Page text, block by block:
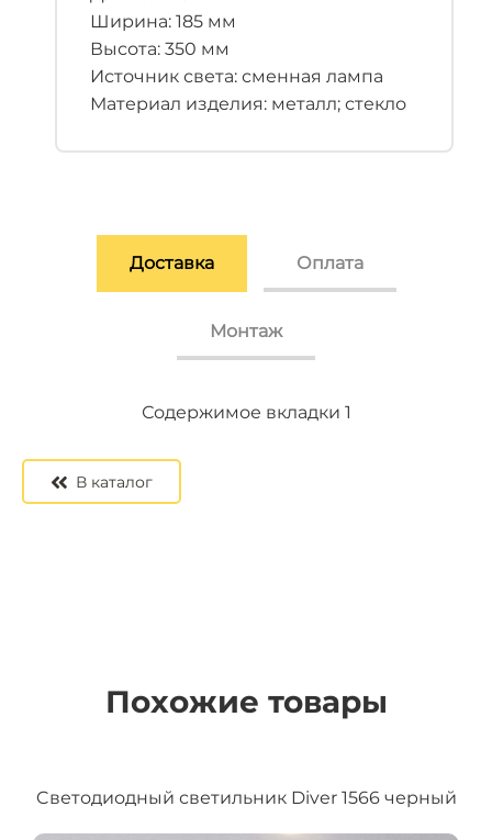
Ширина: 185 мм
Высота: 350 мм
Источник света: сменная лампа
Материал изделия: металл; стекло
Доставка Оплата
Монтаж
Содержимое вкладки 1
Содержимое вкладки 2
Содержимое вкладки 3
В каталог
Похожие товары
Cветодиодный светильник Diver 1566 черный